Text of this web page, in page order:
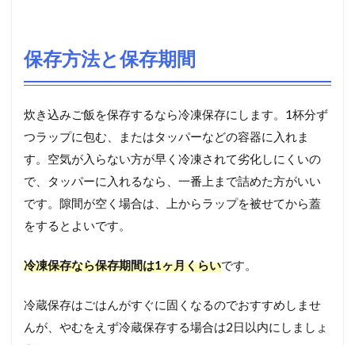
保存方法と保存期間
炊き込みご飯を保存するなら冷凍保存にします。1杯分ず
つラップに包む、またはタッパーなどの容器に入れま
す。空気が入らない方が早く冷凍されて劣化しにくいの
で、タッパーに入れるなら、一番上まで詰めた方がいい
です。隙間が空く場合は、上からラップを被せてから蓋
をするとよいです。
冷凍保存なら保存期間は1ヶ月くらいです。
冷蔵保存はごはんがすぐに固くなるのでおすすめしませ
んが、やむをえず冷蔵保存する場合は2日以内にしましょ